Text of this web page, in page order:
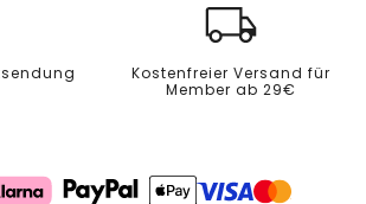
Kostenfreier Versand für
Member ab 29€